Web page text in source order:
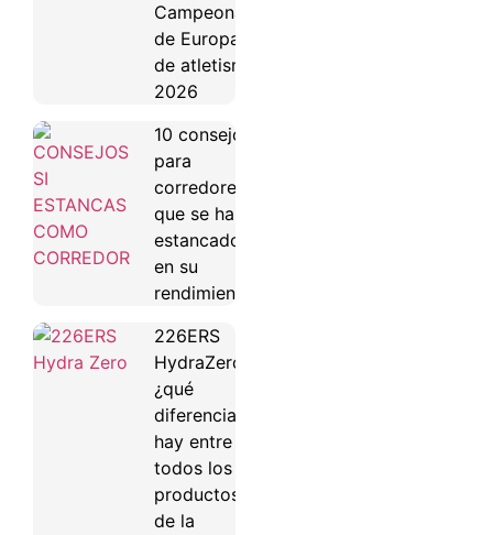
Campeonato
de Europa
de atletismo
2026
10 consejos
para
corredores
que se han
estancado
en su
rendimiento
226ERS
HydraZero:
¿qué
diferencias
hay entre
todos los
productos
de la